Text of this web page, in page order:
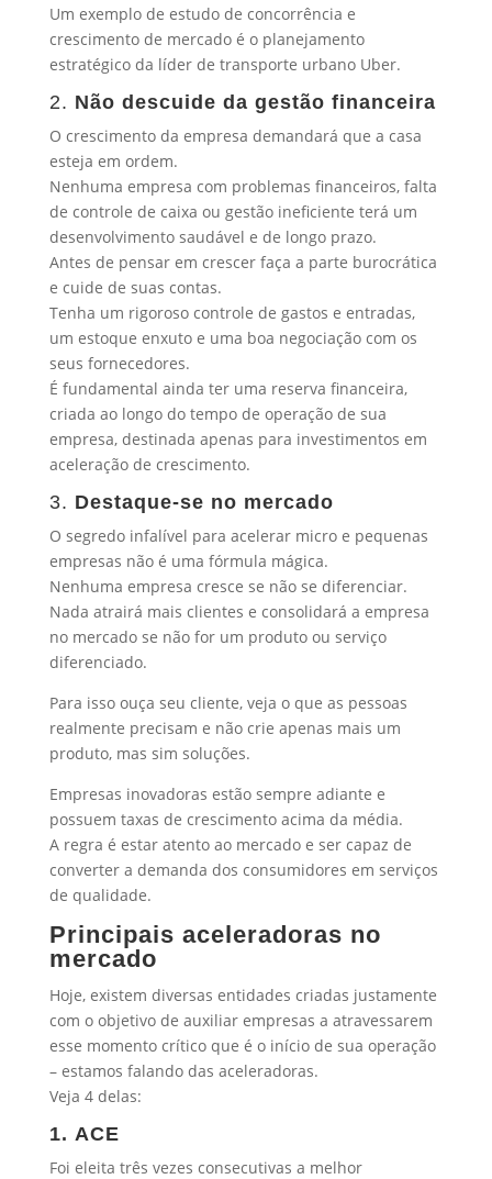
Um exemplo de estudo de concorrência e
crescimento de mercado é o planejamento
estratégico da líder de transporte urbano Uber.
2. Não descuide da gestão financeira
O crescimento da empresa demandará que a casa
esteja em ordem.
Nenhuma empresa com problemas financeiros, falta
de controle de caixa ou gestão ineficiente terá um
desenvolvimento saudável e de longo prazo.
Antes de pensar em crescer faça a parte burocrática
e cuide de suas contas.
Tenha um rigoroso controle de gastos e entradas,
um estoque enxuto e uma boa negociação com os
seus fornecedores.
É fundamental ainda ter uma reserva financeira,
criada ao longo do tempo de operação de sua
empresa, destinada apenas para investimentos em
aceleração de crescimento.
3. Destaque-se no mercado
O segredo infalível para acelerar micro e pequenas
empresas não é uma fórmula mágica.
Nenhuma empresa cresce se não se diferenciar.
Nada atrairá mais clientes e consolidará a empresa
no mercado se não for um produto ou serviço
diferenciado.
Para isso ouça seu cliente, veja o que as pessoas
realmente precisam e não crie apenas mais um
produto, mas sim soluções.
Empresas inovadoras estão sempre adiante e
possuem taxas de crescimento acima da média.
A regra é estar atento ao mercado e ser capaz de
converter a demanda dos consumidores em serviços
de qualidade.
Principais aceleradoras no
mercado
Hoje, existem diversas entidades criadas justamente
com o objetivo de auxiliar empresas a atravessarem
esse momento crítico que é o início de sua operação
– estamos falando das aceleradoras.
Veja 4 delas:
1. ACE
Foi eleita três vezes consecutivas a melhor